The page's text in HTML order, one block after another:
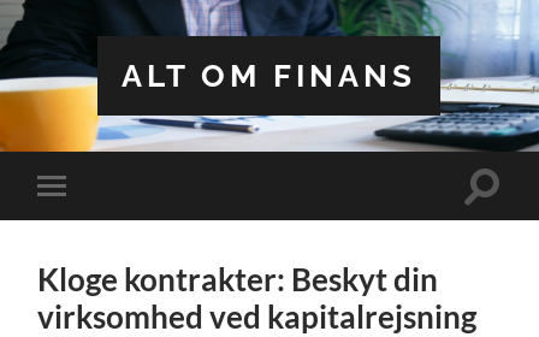
ALT OM FINANS
Toggle
mobile
Toggle
Kloge kontrakter: Beskyt din
virksomhed ved kapitalrejsning